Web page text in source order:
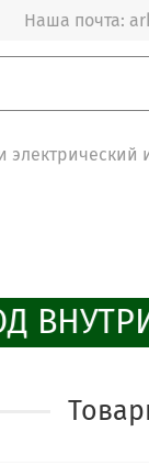
Наша почта:
электрический